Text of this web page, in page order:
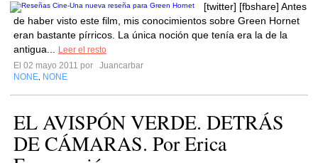
[twitter] [fbshare] Antes
de haber visto este film, mis conocimientos sobre Green Hornet
eran bastante pírricos. La única noción que tenía era la de la
antigua...
Leer el resto
El 02 mayo 2011 por
Juancarbar
NONE NONE
EL AVISPÓN VERDE. DETRÁS
DE CÁMARAS. Por Erica